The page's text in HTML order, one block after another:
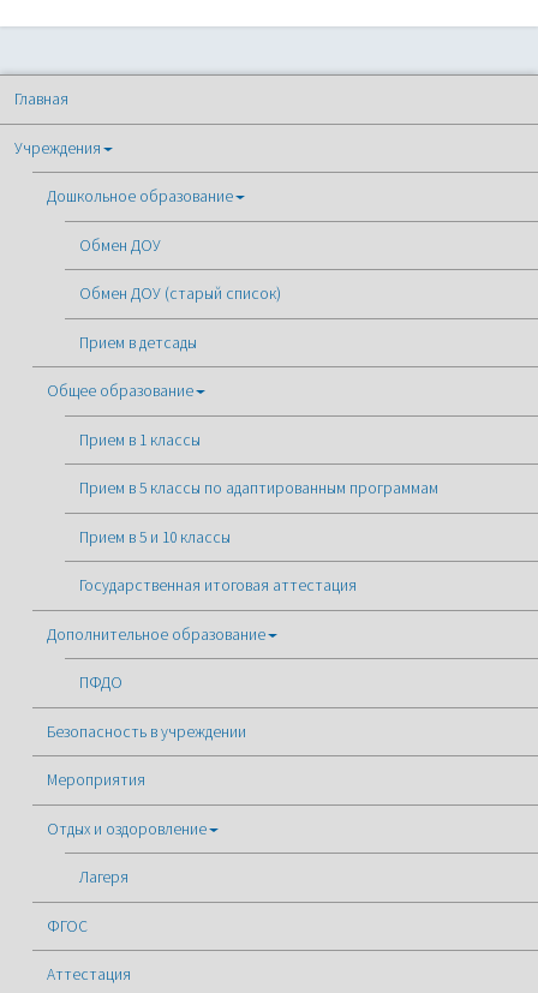
Главная
Учреждения
Дошкольное образование
Обмен ДОУ
Обмен ДОУ (старый список)
Прием в детсады
Общее образование
Прием в 1 классы
Прием в 5 классы по адаптированным программам
Прием в 5 и 10 классы
Государственная итоговая аттестация
Дополнительное образование
ПФДО
Безопасность в учреждении
Мероприятия
Отдых и оздоровление
Лагеря
ФГОС
Аттестация